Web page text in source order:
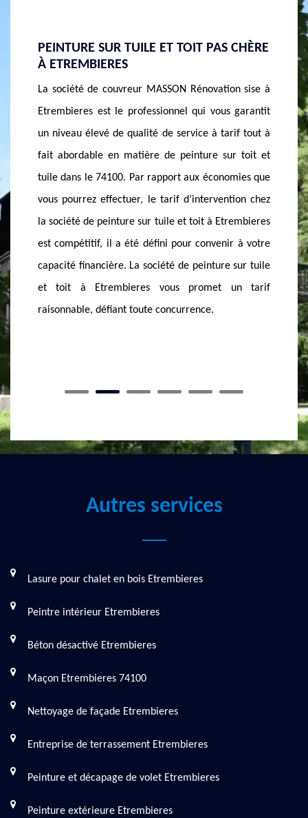
que
chez
tuile
tarif
SOCIÉTÉ DE PEINTURE TOITURE
MASSON RÉNOVATION : LE CHOIX DE LA
QUALITÉ
La société de couvreur MASSON Rénovation à
Etrembieres se met à votre écoute et tient compte
de vos exigences lors de la réalisation de la
peinture sur votre toiture dans le 74100. De plus, la
société de peinture toiture à Etrembieres porte une
attention particulière à chacune de ses réalisations.
La société de peinture toiture à Etrembieres vous
assure un niveau élevé de qualité de service, de la
préparation à l’achèvement complet de votre
projet. La société de peinture toiture à Etrembieres
Elle
toiture
en la
à la
est la
votre
Autres services
Lasure pour chalet en bois Etrembieres
Peintre intérieur Etrembieres
Béton désactivé Etrembieres
Maçon Etrembieres 74100
Nettoyage de façade Etrembieres
Entreprise de terrassement Etrembieres
Peinture et décapage de volet Etrembieres
Peinture extérieure Etrembieres